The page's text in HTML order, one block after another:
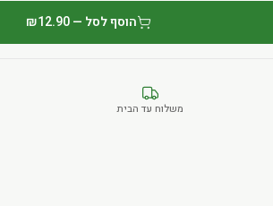
הוסף לסל — ₪12.90
משלוח עד הבית